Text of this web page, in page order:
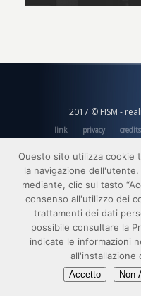
2017 © FISM -
link privacy credits
Questo sito utilizza cookie
la navigazione
mediante, clic sul tasto
consenso all'utilizzo dei
trattamenti dei dati
possibile consultare la
indicate le informazioni
all'installazione
Accetto Non